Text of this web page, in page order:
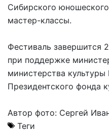
Сибирского
мастер-классы.
Фестиваль завершится
при поддержке
министерства культуры
Президентского фонда
Автор фото: Сергей
Теги